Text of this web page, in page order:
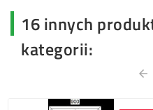
16 innych
kategorii:
arrow_back